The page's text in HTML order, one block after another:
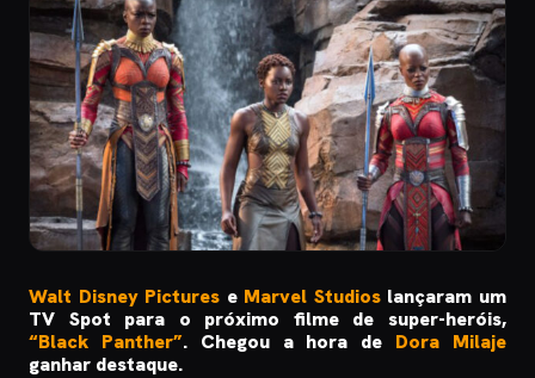
Walt Disney Pictures e Marvel Studioslançaram um
TV Spot para o próximo filme de super-heróis,
“Black Panther”. Chegou a hora de Dora Milaje
ganhar destaque.